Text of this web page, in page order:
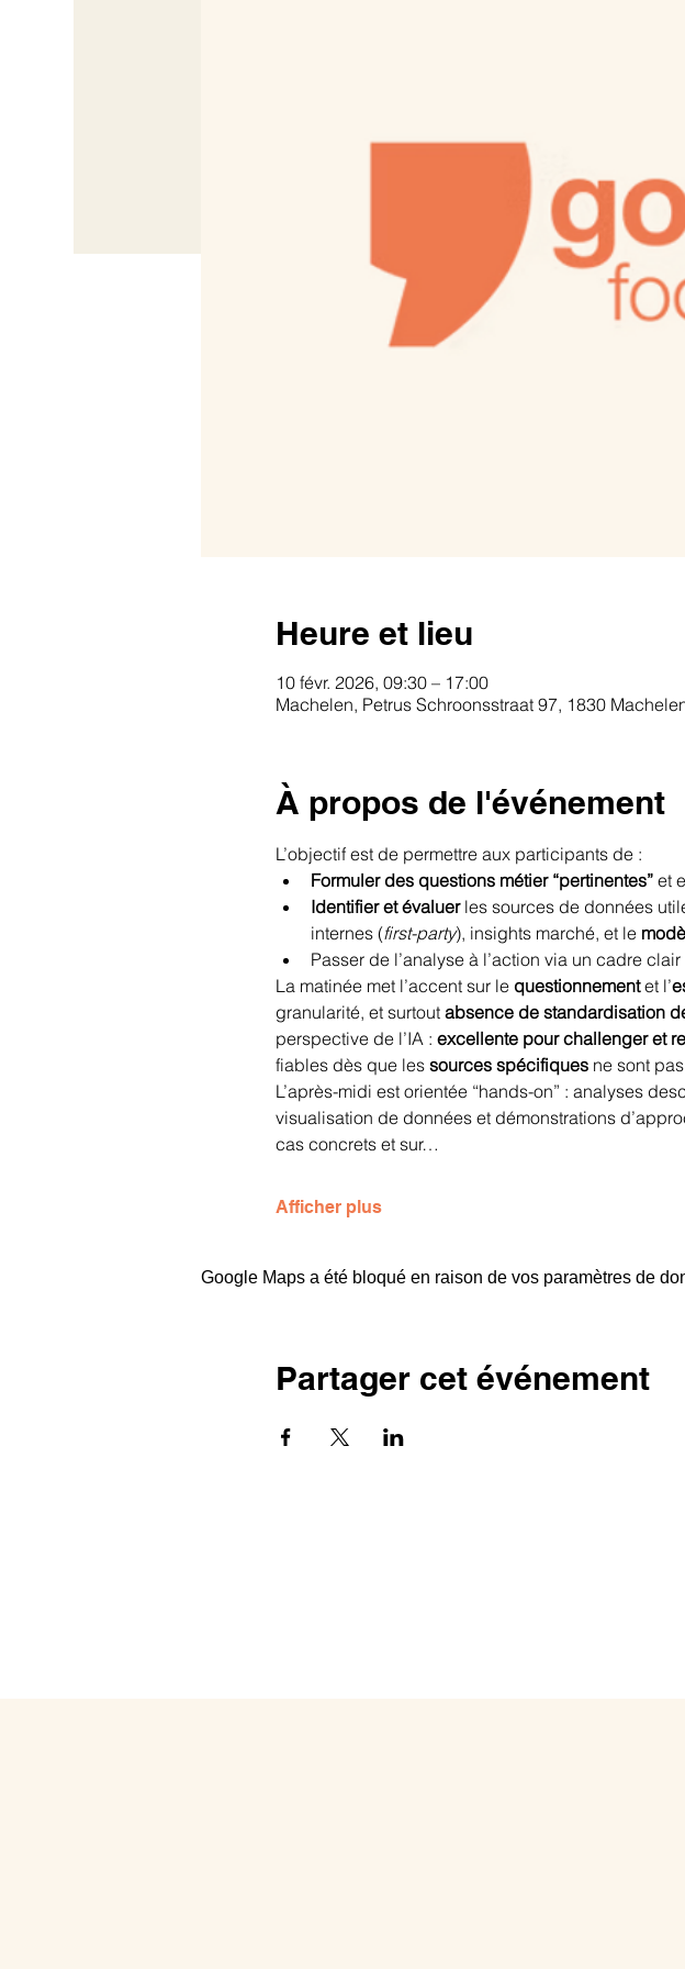
Heure et lieu
10 févr. 2026, 09:30 – 17:00
Machelen, Petrus Schroonsstraat 97, 1830
À propos de l'événement
L’objectif est de permettre aux participants de :
Formuler des questions métier “pertinentes” et
Identifier et évaluer les sources de données
internes (first-party), insights marché, et le
Passer de l’analyse à l’action via un cadre clair
La matinée met l’accent sur le questionnement et l’
granularité, et surtout absence de standardisation
perspective de l’IA : excellente pour challenger et
fiables dès que les sources spécifiques ne sont
L’après-midi est orientée “hands-on” : analyses
visualisation de données et démonstrations
cas concrets et sur…
Afficher plus
Google Maps a été bloqué en raison de vos paramètres de
Partager cet événement